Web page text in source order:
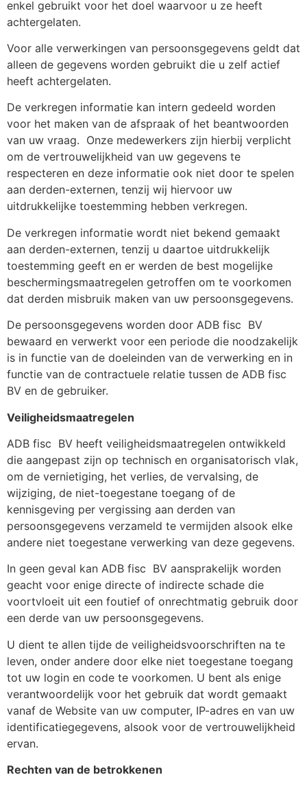
enkel gebruikt voor het doel waarvoor u ze heeft
achtergelaten.
Voor alle verwerkingen van persoonsgegevens geldt dat
alleen de gegevens worden gebruikt die u zelf actief
heeft achtergelaten.
De verkregen informatie kan intern gedeeld worden
voor het maken van de afspraak of het beantwoorden
van uw vraag. Onze medewerkers zijn hierbij verplicht
om de vertrouwelijkheid van uw gegevens te
respecteren en deze informatie ook niet door te spelen
aan derden-externen, tenzij wij hiervoor uw
uitdrukkelijke toestemming hebben verkregen.
De verkregen informatie wordt niet bekend gemaakt
aan derden-externen, tenzij u daartoe uitdrukkelijk
toestemming geeft en er werden de best mogelijke
beschermingsmaatregelen getroffen om te voorkomen
dat derden misbruik maken van uw persoonsgegevens.
De persoonsgegevens worden door ADB fisc BV
bewaard en verwerkt voor een periode die noodzakelijk
is in functie van de doeleinden van de verwerking en in
functie van de contractuele relatie tussen de ADB fisc
BV en de gebruiker.
Veiligheidsmaatregelen
ADB fisc BV heeft veiligheidsmaatregelen ontwikkeld
die aangepast zijn op technisch en organisatorisch vlak,
om de vernietiging, het verlies, de vervalsing, de
wijziging, de niet-toegestane toegang of de
kennisgeving per vergissing aan derden van
persoonsgegevens verzameld te vermijden alsook elke
andere niet toegestane verwerking van deze gegevens.
In geen geval kan ADB fisc BV aansprakelijk worden
geacht voor enige directe of indirecte schade die
voortvloeit uit een foutief of onrechtmatig gebruik door
een derde van uw persoonsgegevens.
U dient te allen tijde de veiligheidsvoorschriften na te
leven, onder andere door elke niet toegestane toegang
tot uw login en code te voorkomen. U bent als enige
verantwoordelijk voor het gebruik dat wordt gemaakt
vanaf de Website van uw computer, IP-adres en van uw
identificatiegegevens, alsook voor de vertrouwelijkheid
ervan.
Rechten van de betrokkenen